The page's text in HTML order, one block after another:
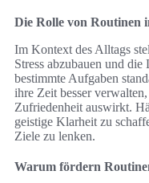
Die Rolle von Routinen
Im Kontext des Alltags
Stress abzubauen und
bestimmte Aufgaben
ihre Zeit besser
Zufriedenheit auswirkt.
geistige Klarheit zu
Ziele zu lenken.
Warum fördern